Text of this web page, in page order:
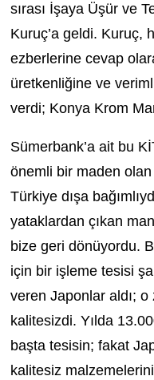
sırası İşaya Üşür ve
Kuruç’a geldi. Kuruç,
ezberlerine cevap
üretkenliğine ve
verdi; Konya Krom
Sümerbank’a ait bu
önemli bir maden
Türkiye dışa
yataklardan çıkan
bize geri dönüyordu.
için bir işleme tesisi
veren Japonlar aldı;
kalitesizdi. Yılda
başta tesisin; fakat
kalitesiz